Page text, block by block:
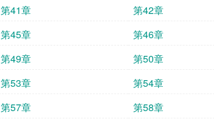
第41章
第42章
第45章
第46章
第49章
第50章
第53章
第54章
第57章
第58章